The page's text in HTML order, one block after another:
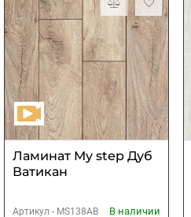
Ламинат My step Дуб
Ватикан
Артикул - MS138AB
В наличии